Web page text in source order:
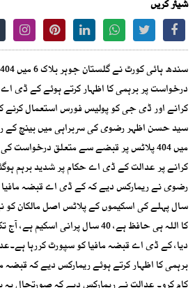
شیئر کریں
درخواست پر برہمی کا اظہار کرتے ہوئے کے ڈی
کرانے اور ڈی جی کو پولیس فورس استعمال
میں 404 پلاٹس پر قبضے سے متعلق
کرانے پر عدالت کے ڈی اے حکام پر شدید
سال پہلے کی اسکیموں کے پلاٹس اصل مالکان
کا اللہ ہی حافظ ہے، 40 سال پرانی
دیا، کے ڈی اے قبضہ مافیا کو سپورٹ کررہا
برہمی کا اظہار کرتے ہوئے ریمارکس دیے کہ